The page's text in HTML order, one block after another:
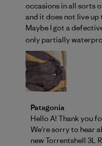
occasions in all sorts
and it does not live
Maybe I got a
only partially
Commenti del
Patagonia
Hello A! Thank you
We're sorry to hear
new Torrentshell 3L